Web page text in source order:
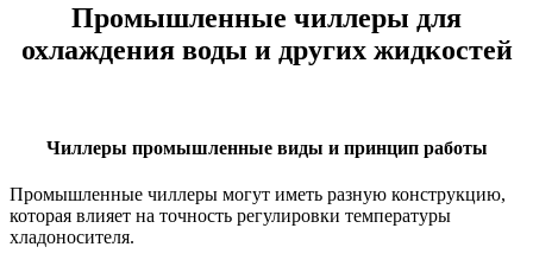
Промышленные чиллеры для
охлаждения воды и других жидкостей
Чиллеры промышленные виды и принцип работы
Промышленные чиллеры могут иметь разную конструкцию,
которая влияет на точность регулировки температуры
хладоносителя.